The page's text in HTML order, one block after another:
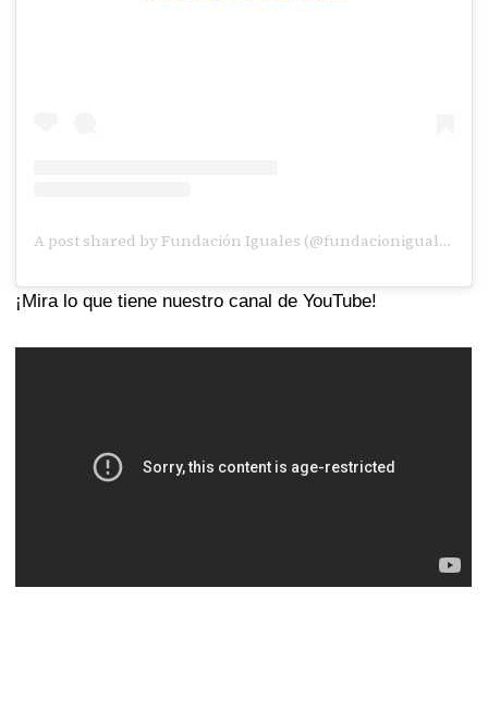
A post shared by Fundación Iguales (@fundacionigualespanama)
¡Mira lo que tiene nuestro canal de YouTube!